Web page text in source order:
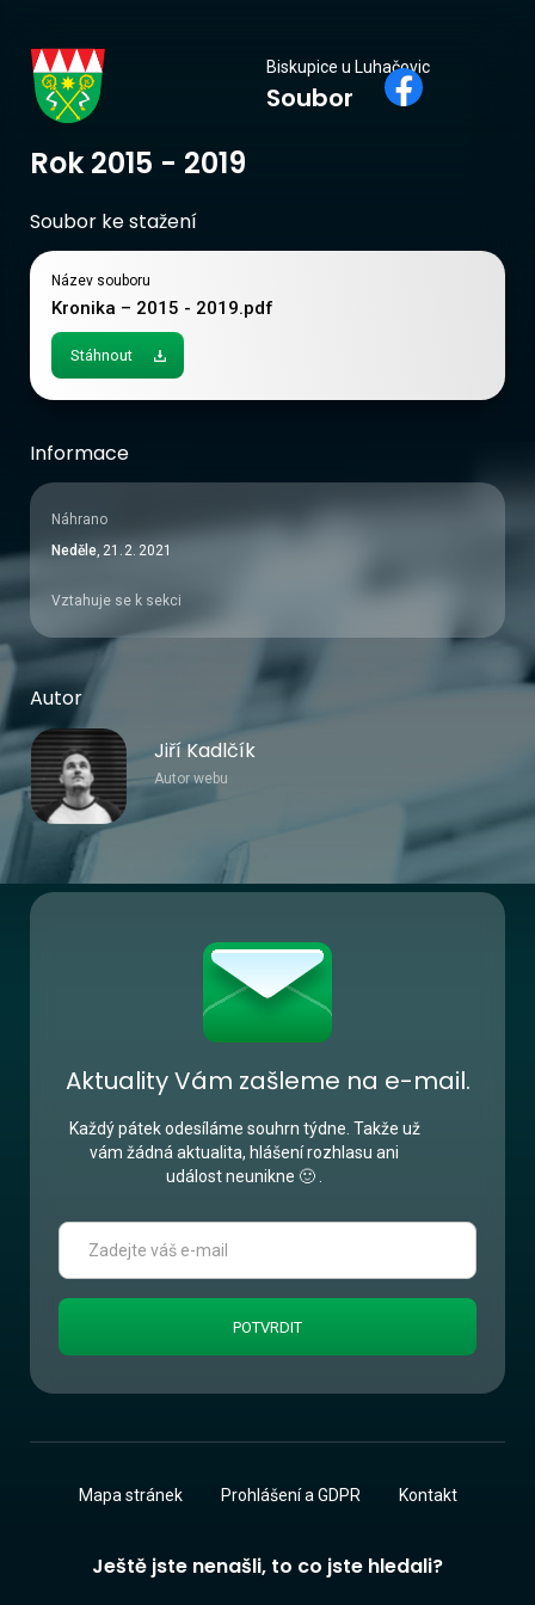
Biskupice u Luhačovic
Soubor
Rok 2015 - 2019
Soubor ke stažení
Název souboru
Kronika – 2015 - 2019.pdf
Stáhnout
Informace
Náhrano
Neděle, 21 .2. 2021
Vztahuje se k sekci
Autor
Jiří Kadlčík
Autor webu
Aktuality Vám zašleme na e-mail.
Každý pátek odesíláme souhrn týdne. Takže už
vám žádná aktualita, hlášení rozhlasu ani
událost neunikne 🙂 .
Ještě jste nenašli, to co jste hledali?
Mapa stránek Prohlášení a GDPR Kontakt